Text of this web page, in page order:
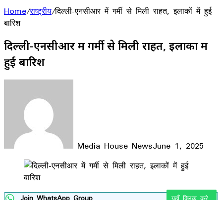
Home/राष्ट्रीय/दिल्ली-एनसीआर में गर्मी से मिली राहत, इलाकों में हुई
बारिश
दिल्ली-एनसीआर में गर्मी से मिली राहत, इलाकों में
हुई बारिश
Media House NewsJune 1, 2025
Facebook
LinkedIn
WhatsApp
Telegram